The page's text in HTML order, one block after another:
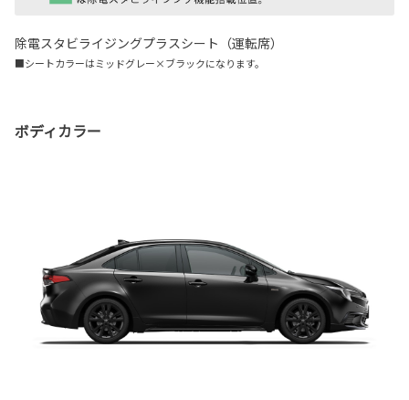
除電スタビライジングプラスシート（運転席）
■シートカラーはミッドグレー×ブラックになります。
ボディカラー